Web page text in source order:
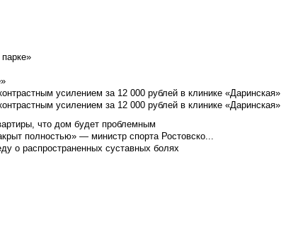
усилением за 12 000 рублей в клинике «Даринская»
усилением за 12 000 рублей в клинике «Даринская»
что дом будет проблемным
полностью» — министр спорта Ростовско...
о распространенных суставных болях